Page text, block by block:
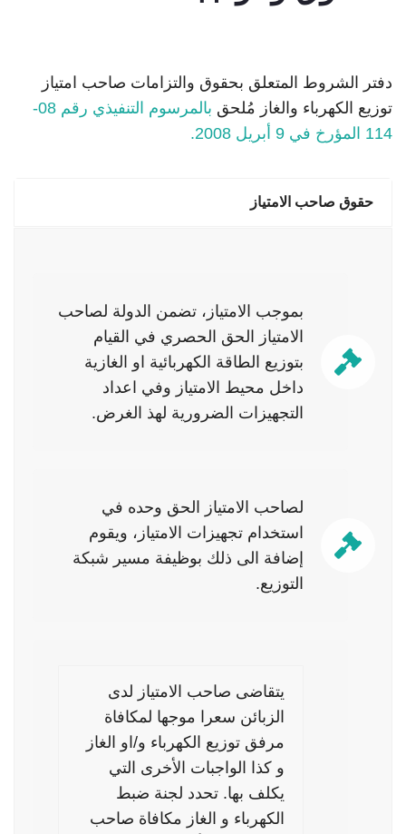
دفتر الشروط المتعلق بحقوق والتزامات صاحب امتياز
توزيع الكهرباء والغاز مُلحق
بالمرسوم التنفيذي رقم 08-
114 المؤرخ في 9 أبريل 2008.
حقوق صاحب الامتياز
بموجب الامتياز، تضمن الدولة لصاحب
الامتياز الحق الحصري في القيام
بتوزيع الطاقة الكهربائية او الغازية
داخل محيط الامتياز وفي اعداد
التجهيزات الضرورية لهذ الغرض.
لصاحب الامتياز الحق وحده في
استخدام تجهيزات الامتياز، ويقوم
إضافة الى ذلك بوظيفة مسير شبكة
التوزيع.
يتقاضى صاحب الامتياز لدى
الزبائن سعرا موجها لمكافاة
مرفق توزيع الكهرباء و/او الغاز
و كذا الواجبات الأخرى التي
يكلف بها. تحدد لجنة ضبط
الكهرباء و الغاز مكافاة صاحب